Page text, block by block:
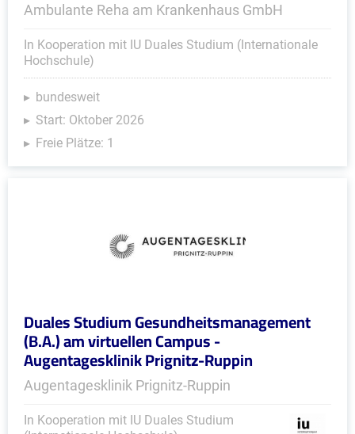
Ambulante Reha am Krankenhaus GmbH
In Kooperation mit IU Duales Studium (Internationale
Hochschule)
bundesweit
Start: Oktober 2026
Freie Plätze: 1
Duales Studium Gesundheitsmanagement
(B.A.) am virtuellen Campus -
Augentagesklinik Prignitz-Ruppin
Augentagesklinik Prignitz-Ruppin
In Kooperation mit IU Duales Studium